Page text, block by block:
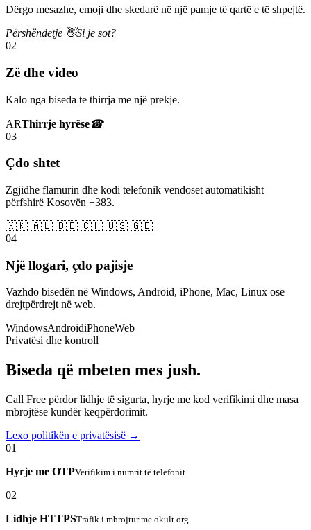
Dërgo mesazhe, emoji dhe skedarë në një pamje të qartë e të shpejtë.
Përshëndetje 👋Si je sot?
02
Zë dhe video
Kalo nga biseda te thirrja me një prekje.
ARThirrje hyrëse☎
03
Çdo shtet
Zgjidhe flamurin dhe kodi telefonik vendoset automatikisht —
përfshirë Kosovën +383.
🇽🇰 🇦🇱 🇩🇪 🇨🇭 🇺🇸 🇬🇧
04
Një llogari, çdo pajisje
Vazhdo bisedën në Windows, Android, iPhone, Mac, Linux ose
drejtpërdrejt në web.
WindowsAndroidiPhoneWeb
Privatësi dhe kontroll
Biseda që mbeten mes jush.
Call Free përdor lidhje të sigurta, hyrje me kod verifikimi dhe masa
mbrojtëse kundër keqpërdorimit.
Lexo politikën e privatësisë →
01
Hyrje me OTPVerifikim i numrit të telefonit
02
Lidhje HTTPSTrafik i mbrojtur me okult.org